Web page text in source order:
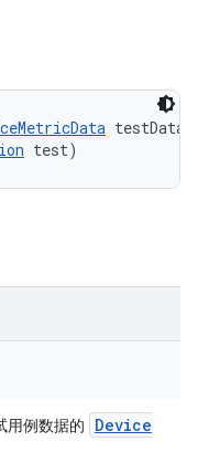
test)
用例数据的
Device